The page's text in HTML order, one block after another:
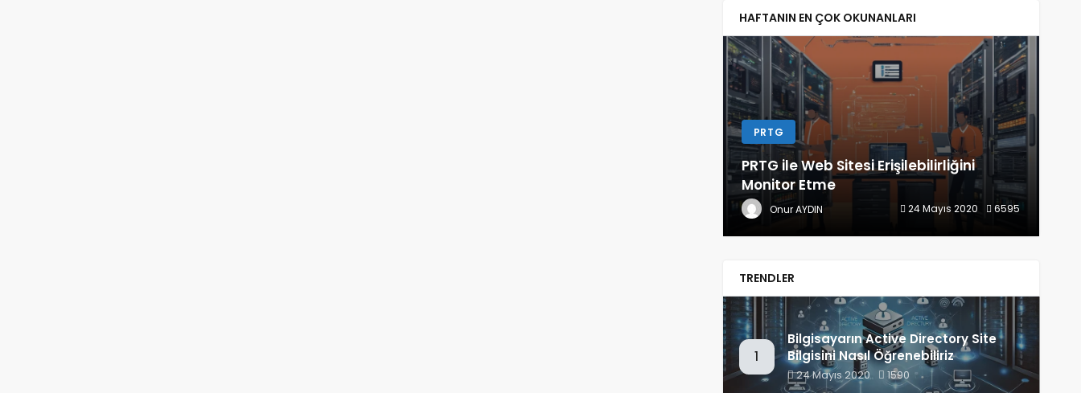
HAFTANIN EN ÇOK OKUNANLARI
PRTG
PRTG ile Web Sitesi Erişilebilirliğini
Monitor Etme
Onur AYDIN 24 Mayıs 2020 6595
TRENDLER
1
Bilgisayarın Active Directory Site
Bilgisini Nasıl Öğrenebiliriz
24 Mayıs 2020 1590